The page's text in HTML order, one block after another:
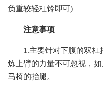
负重较轻杠铃即可)
注意事项
1.主要针对下腹的双
炼上臂的力量不可忽视，
马椅的抬腿。